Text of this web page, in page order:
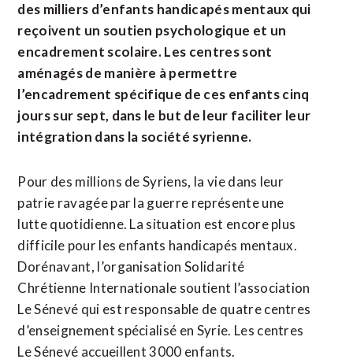
des milliers d’enfants handicapés mentaux qui
reçoivent un soutien psychologique et un
encadrement scolaire. Les centres sont
aménagés de manière à permettre
l’encadrement spécifique de ces enfants cinq
jours sur sept, dans le but de leur faciliter leur
intégration dans la société syrienne.
Pour des millions de Syriens, la vie dans leur
patrie ravagée par la guerre représente une
lutte quotidienne. La situation est encore plus
difficile pour les enfants handicapés mentaux.
Dorénavant, l’organisation Solidarité
Chrétienne Internationale soutient l’association
Le Sénevé qui est responsable de quatre centres
d’enseignement spécialisé en Syrie. Les centres
Le Sénevé accueillent 3000 enfants.